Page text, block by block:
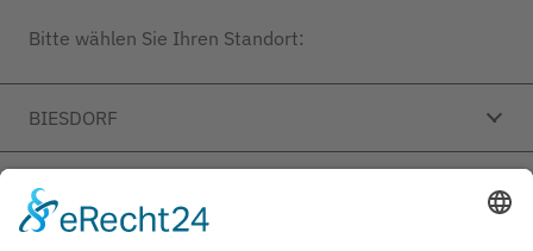
Bitte wählen Sie Ihren Standort:
BIESDORF
EBERSWALDE